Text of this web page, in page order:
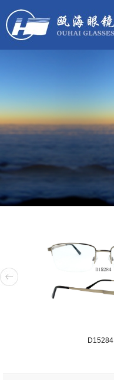
D15284